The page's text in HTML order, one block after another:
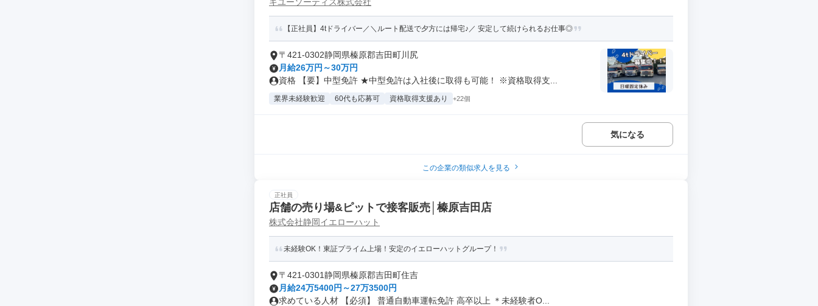
【正社員】4tドライバー／＼ルート配送で夕方には帰宅♪／ 安定して続けられるお仕事◎
〒421-0302静岡県榛原郡吉田町川尻
月給26万円～30万円
資格 【要】中型免許 ★中型免許は入社後に取得も可能！ ※資格取得支...
業界未経験歓迎 60代も応募可 資格取得支援あり +22個
気になる
この企業の類似求人を見る
正社員
店舗の売り場&ピットで接客販売│榛原吉田店
株式会社静岡イエローハット
未経験OK！東証プライム上場！安定のイエローハットグループ！
〒421-0301静岡県榛原郡吉田町住吉
月給24万5400円～27万3500円
求めている人材 【必須】 普通自動車運転免許 高卒以上 ＊未経験者O...